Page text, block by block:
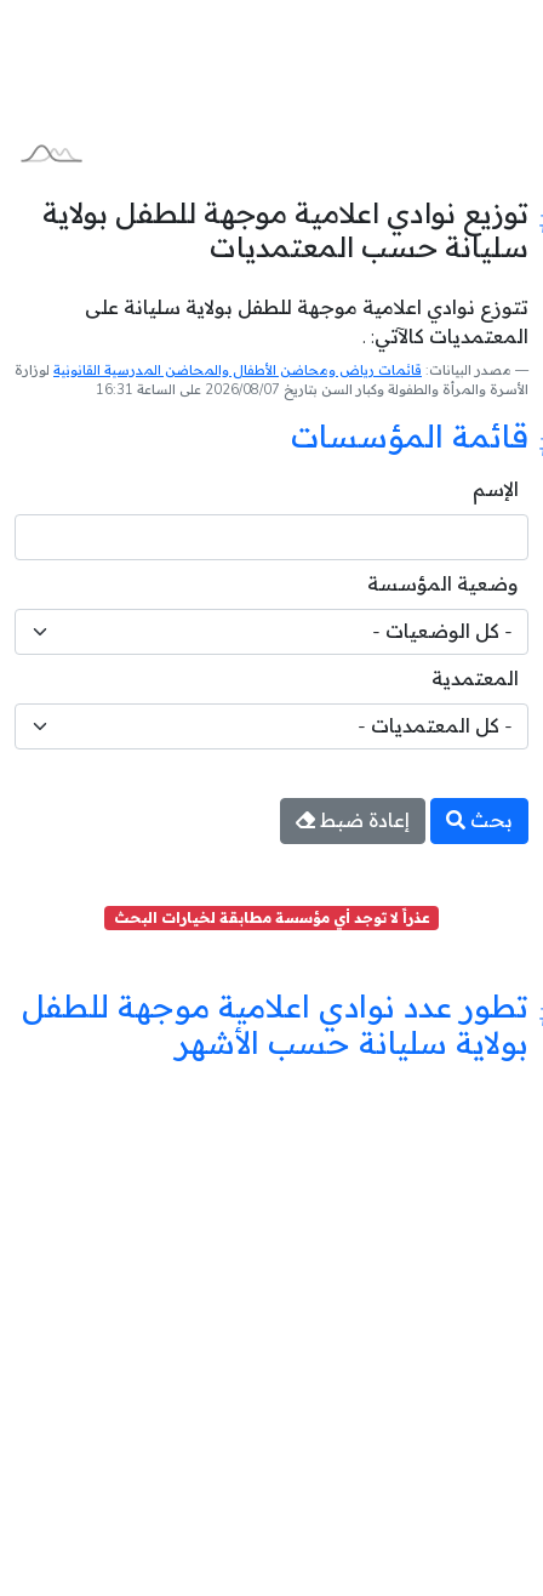
توزيع نوادي اعلامية موجهة للطفل بولاية
سليانة حسب المعتمديات
تتوزع نوادي اعلامية موجهة للطفل بولاية سليانة على
المعتمديات كالآتي: .
مصدر البيانات: قائمات رياض ومحاضن الأطفال والمحاضن المدرسية القانونية لوزارة
الأسرة والمرأة والطفولة وكبار السن بتاريخ 2026/08/07 على الساعة 16:31
قائمة المؤسسات
الإسم
وضعية المؤسسة
المعتمدية
بحث إعادة ضبط
عذراً لا توجد أي مؤسسة مطابقة لخيارات البحث
تطور عدد نوادي اعلامية موجهة للطفل
بولاية سليانة حسب الأشهر